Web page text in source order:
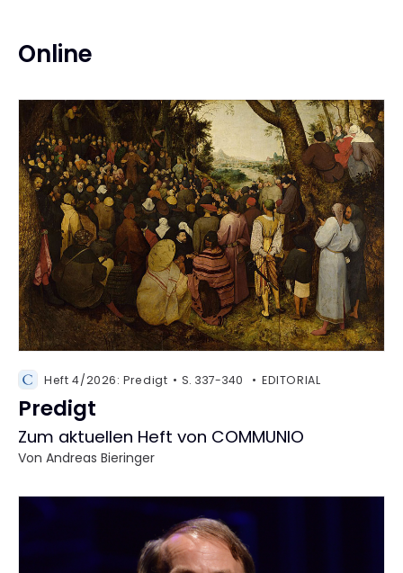
Online
Heft 4/2026: Predigt S. 337-340 EDITORIAL
Predigt
:
Zum aktuellen Heft von COMMUNIO
Von Andreas Bieringer